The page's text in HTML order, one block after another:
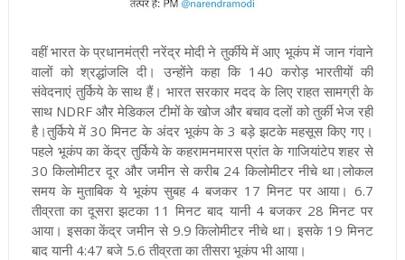
वहीं भारत के प्रधानमंत्री नरेंद्र मोदी ने तुर्कीये में आए भूकंप में जान गंवाने
वालों को श्रद्धांजलि दी। उन्होंने कहा कि 140 करोड़ भारतीयों की
संवेदनाएं तुर्किये के साथ हैं। भारत सरकार मदद के लिए राहत सामग्री के
साथ NDRF और मेडिकल टीमों के खोज और बचाव दलों को तुर्की भेज रही
है।तुर्किये में 30 मिनट के अंदर भूकंप के 3 बड़े झटके महसूस किए गए।
पहले भूकंप का केंद्र तुर्किये के कहरामनमारस प्रांत के गाजियांटेप शहर से
30 किलोमीटर दूर और जमीन से करीब 24 किलोमीटर नीचे था।लोकल
समय के मुताबिक ये भूकंप सुबह 4 बजकर 17 मिनट पर आया। 6.7
तीव्रता का दूसरा झटका 11 मिनट बाद यानी 4 बजकर 28 मिनट पर
आया। इसका केंद्र जमीन से 9.9 किलोमीटर नीचे था। इसके 19 मिनट
बाद यानी 4:47 बजे 5.6 तीव्रता का तीसरा भूकंप भी आया।